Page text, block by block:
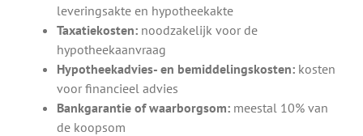
leveringsakte en hypotheekakte
Taxatiekosten: noodzakelijk voor de
hypotheekaanvraag
Hypotheekadvies- en bemiddelingskosten: kosten
voor financieel advies
Bankgarantie of waarborgsom: meestal 10% van
de koopsom